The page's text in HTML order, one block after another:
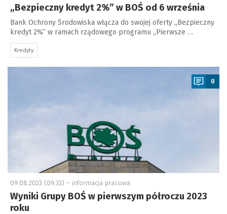
„Bezpieczny kredyt 2%” w BOŚ od 6 września
Bank Ochrony Środowiska włącza do swojej oferty „Bezpieczny
kredyt 2%” w ramach rządowego programu „Pierwsze …
Kredyty
a
0
09.08.2023 (09:33) – informacja prasowa
Wyniki Grupy BOŚ w pierwszym półroczu 2023
roku